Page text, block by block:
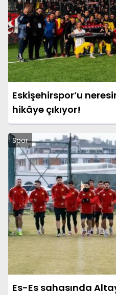
Eskişehirspor’u
hikâye çıkıyor!
Spor
Es-Es sahasında